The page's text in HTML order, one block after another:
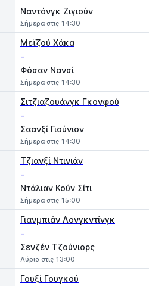
Ναντόνγκ Ζιγιούν
Σήμερα στις 14:30
Μεϊζού Χάκα
-
Φόσαν Νανσί
Σήμερα στις 14:30
Σιτζιαζουάνγκ Γκονφού
-
Σαανξί Γιούνιον
Σήμερα στις 14:30
Τζιανξί Ντινιάν
-
Ντάλιαν Κούν Σίτι
Σήμερα στις 15:00
Γιανμπιάν Λονγκντίνγκ
-
Σενζέν Τζούνιορς
Αύριο στις 13:00
Γουξί Γουγκού